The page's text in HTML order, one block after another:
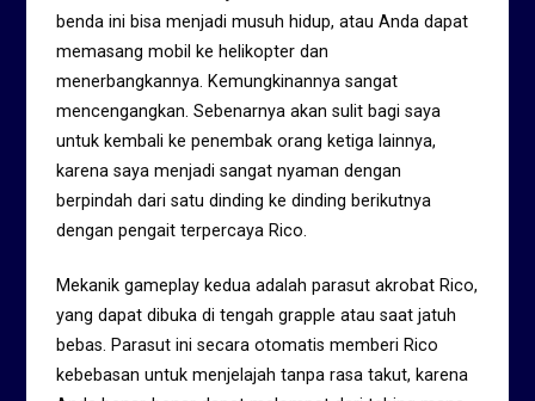
benda ini bisa menjadi musuh hidup, atau Anda dapat
memasang mobil ke helikopter dan
menerbangkannya. Kemungkinannya sangat
mencengangkan. Sebenarnya akan sulit bagi saya
untuk kembali ke penembak orang ketiga lainnya,
karena saya menjadi sangat nyaman dengan
berpindah dari satu dinding ke dinding berikutnya
dengan pengait terpercaya Rico.
Mekanik gameplay kedua adalah parasut akrobat Rico,
yang dapat dibuka di tengah grapple atau saat jatuh
bebas. Parasut ini secara otomatis memberi Rico
kebebasan untuk menjelajah tanpa rasa takut, karena